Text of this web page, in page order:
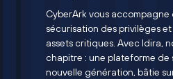
CyberArk vous accompagne
sécurisation des privilèges
assets critiques. Avec Idira,
chapitre : une plateforme
nouvelle génération, bâtie